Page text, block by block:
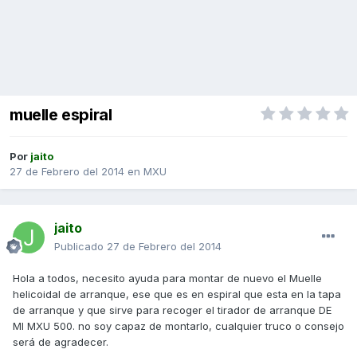
muelle espiral
Por jaito
27 de Febrero del 2014 en MXU
jaito
Publicado 27 de Febrero del 2014
Hola a todos, necesito ayuda para montar de nuevo el Muelle
helicoidal de arranque, ese que es en espiral que esta en la tapa
de arranque y que sirve para recoger el tirador de arranque DE
MI MXU 500. no soy capaz de montarlo, cualquier truco o consejo
será de agradecer.